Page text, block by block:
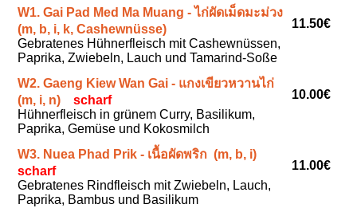
W1. Gai Pad Med Ma Muang - ไก่ผัดเม็ดมะม่วง
(m, b, i, k, Cashewnüsse)
Gebratenes Hühnerfleisch mit Cashewnüssen,
Paprika, Zwiebeln, Lauch und Tamarind-Soße
11.50€
W2. Gaeng Kiew Wan Gai - แกงเขียวหวานไก่
(m, i, n)scharf
Hühnerfleisch in grünem Curry, Basilikum,
Paprika, Gemüse und Kokosmilch
10.00€
W3. Nuea Phad Prik - เนื้อผัดพริก (m, b, i)
scharf
Gebratenes Rindfleisch mit Zwiebeln, Lauch,
Paprika, Bambus und Basilikum
11.00€